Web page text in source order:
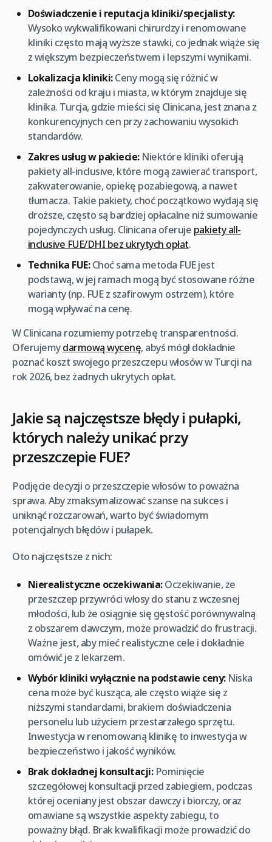
Doświadczenie i reputacja kliniki/specjalisty:
Wysoko wykwalifikowani chirurdzy i renomowane
kliniki często mają wyższe stawki, co jednak wiąże się
z większym bezpieczeństwem i lepszymi wynikami.
Lokalizacja kliniki:Ceny mogą się różnić w
zależności od kraju i miasta, w którym znajduje się
klinika. Turcja, gdzie mieści się Clinicana, jest znana z
konkurencyjnych cen przy zachowaniu wysokich
standardów.
Zakres usług w pakiecie:Niektóre kliniki oferują
pakiety all-inclusive, które mogą zawierać transport,
zakwaterowanie, opiekę pozabiegową, a nawet
tłumacza. Takie pakiety, choć początkowo wydają się
droższe, często są bardziej opłacalne niż sumowanie
pojedynczych usług. Clinicana oferuje pakiety all-
inclusive FUE/DHI bez ukrytych opłat.
Technika FUE:Choć sama metoda FUE jest
podstawą, w jej ramach mogą być stosowane różne
warianty (np. FUE z szafirowym ostrzem), które
mogą wpływać na cenę.
W Clinicana rozumiemy potrzebę transparentności.
Oferujemydarmową wycenę, abyś mógł dokładnie
poznać koszt swojego przeszczepu włosów w Turcji na
rok 2026, bez żadnych ukrytych opłat.
Jakie są najczęstsze błędy i pułapki,
których należy unikać przy
przeszczepie FUE?
Podjęcie decyzji o przeszczepie włosów to poważna
sprawa. Aby zmaksymalizować szanse na sukces i
uniknąć rozczarowań, warto być świadomym
potencjalnych błędów i pułapek.
Oto najczęstsze z nich:
Nierealistyczne oczekiwania:Oczekiwanie, że
przeszczep przywróci włosy do stanu z wczesnej
młodości, lub że osiągnie się gęstość porównywalną
z obszarem dawczym, może prowadzić do frustracji.
Ważne jest, aby mieć realistyczne cele i dokładnie
omówić je z lekarzem.
Wybór kliniki wyłącznie na podstawie ceny:Niska
cena może być kusząca, ale często wiąże się z
niższymi standardami, brakiem doświadczenia
personelu lub użyciem przestarzałego sprzętu.
Inwestycja w renomowaną klinikę to inwestycja w
bezpieczeństwo i jakość wyników.
Brak dokładnej konsultacji:Pominięcie
szczegółowej konsultacji przed zabiegiem, podczas
której oceniany jest obszar dawczy i biorczy, oraz
omawiane są wszystkie aspekty zabiegu, to
poważny błąd. Brak kwalifikacji może prowadzić do